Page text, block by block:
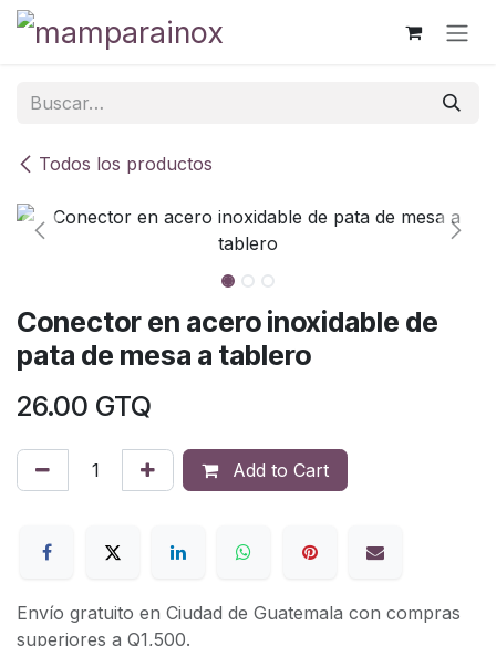
Ir al contenido
Todos los productos
Conector en acero inoxidable de
pata de mesa a tablero
26.00 GTQ
Add to Cart
Envío gratuito en Ciudad de Guatemala con compras
superiores a Q1,500.